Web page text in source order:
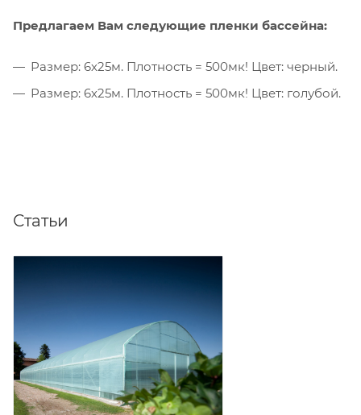
Предлагаем Вам следующие пленки бассейна:
Размер: 6х25м. Плотность = 500мк! Цвет: черный.
Размер: 6х25м. Плотность = 500мк! Цвет: голубой.
Статьи